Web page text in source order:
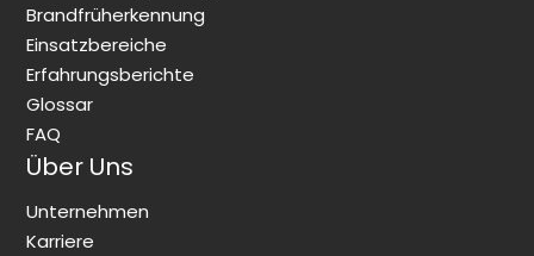
Brandfrüherkennung
Einsatzbereiche
Erfahrungsberichte
Glossar
FAQ
Über Uns
Unternehmen
Karriere